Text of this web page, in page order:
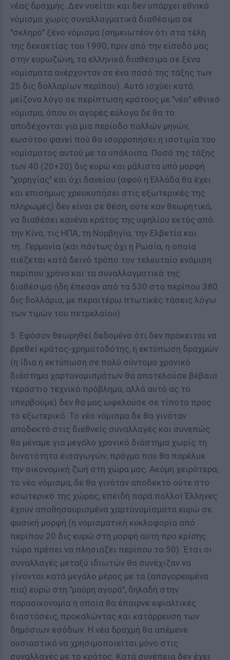
νέας δραχμής. Δεν νοείται και δεν υπάρχει εθνικό
νόμισμα χωρίς συναλλαγματικά διαθέσιμα σε
"σκληρό" ξένο νόμισμα (σημειωτέον ότι στα τέλη
της δεκαετίας του 1990, πριν από την είσοδό μας
στην ευρωζώνη, τα ελληνικά διαθέσιμα σε ξένα
νομίσματα ανέρχονταν σε ένα ποσό της τάξης των
25 δις δολλαρίων περίπου). Αυτό ισχύει κατά
μείζονα λόγο σε περίπτωση κράτους με "νέο" εθνικό
νόμισμα, όπου οι αγορές εύλογα δε θα το
αποδέχονται για μια περίοδο πολλών μηνών,
εωσότου φανεί πού θα ισορροπήσει η ισοτιμία του
νομίσματος αυτού με τα υπόλοιπα. Ποσό της τάξης
των 40 (20+20) δις ευρώ και μάλιστα υπό μορφή
"χορηγίας" και όχι δανείου (αφού η Ελλάδα θα έχει
και επισήμως χρεοκοπήσει στις εξωτερικές της
πληρωμές) δεν είναι σε θέση, ούτε καν θεωρητικά,
να διαθέσει κανένα κράτος της υφηλίου εκτός από
την Κίνα, τις ΗΠΑ, τη Νορβηγία, την Ελβετία και
τη...Γερμανία (και πάντως όχι η Ρωσία, η οποία
πιέζεται κατά δεινό τρόπο τον τελευταίο ενάμιση
περίπου χρόνο και τα συναλλαγματικά της
διαθέσιμα ήδη έπεσαν από τα 530 στα περίπου 380
δις δολλάρια, με περαιτέρω πτωτικές τάσεις λόγω
των τιμών του πετρελαίου).
5. Εφόσον θεωρηθεί δεδομένο ότι δεν πρόκειται να
βρεθεί κράτος-χρηματοδότης, η εκτύπωση δραχμών
(η ίδια η εκτύπωση σε πολύ σύντομο χρονικό
διάστημα χαρτονομισμάτων θα αποτελούσε βέβαια
τεράστιο τεχνικό πρόβλημα, αλλά αυτό ας το
υπερβούμε) δεν θα μας ωφελούσε σε τίποτα προς
το εξωτερικό. Το νέο νόμισμα δε θα γινόταν
αποδεκτό στις διεθνείς συναλλαγές και συνεπώς
θα μέναμε για μεγάλο χρονικό διάστημα χωρίς τη
δυνατότητα εισαγωγών, πράγμα που θα παρέλυε
την οικονομική ζωή στη χώρα μας. Ακόμη χειρότερα,
το νέο νόμισμα, δε θα γινόταν αποδεκτό ούτε στο
εσωτερικό της χώρας, επειδή παρά πολλοί Έλληνες
έχουν αποθησαυρισμένα χαρτονομίσματα ευρώ σε
φυσική μορφή (η νομισματική κυκλοφορία από
περίπου 20 δις ευρώ στη μορφή αυτή προ κρίσης
τώρα πρέπει να πλησιάζει περίπου τα 50). Έτσι οι
συναλλαγές μεταξύ ιδιωτών θα συνέχιζαν να
γίνονται κατά μεγάλο μέρος με τα (απαγορευμένα
πια) ευρώ στη "μαύρη αγορά", δηλαδή στην
παραοικονομία η οποία θα έπαιρνε εφιαλτικές
διαστάσεις, προκαλώντας και κατάρρευση των
δημόσιων εσόδων. Η νέα δραχμή θα απέμενε
ουσιαστικά να χρησιμοποιείται μόνο στις
συναλλαγές με το κράτος. Κατά συνέπεια δεν έχει